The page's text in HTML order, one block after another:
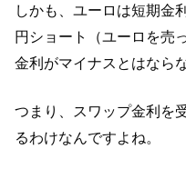
しかも、ユーロは短期金
円ショート（ユーロを売
金利がマイナスとはなら
つまり、スワップ金利を
るわけなんですよね。